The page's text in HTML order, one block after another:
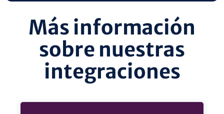
Más información
sobre nuestras
integraciones